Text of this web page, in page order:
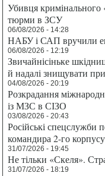
Убивця кримінального
тюрми в ЗСУ
06/08/2026 - 14:28
НАБУ і САП вручили
06/08/2026 - 12:19
Звичайнісіньке
й надалі знищувати
04/08/2026 - 20:19
Розкрадання
із МЗС в СІЗО
03/08/2026 - 20:43
Російські спецслужби
командира 2-го
31/07/2026 - 19:45
Не тільки «Скеля».
31/07/2026 - 18:19